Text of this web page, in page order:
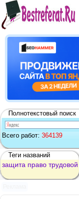
Полнотекстовый поиск
Всего работ: 364139
Теги названий
защита право трудовой